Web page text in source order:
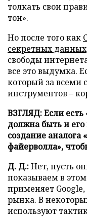
толкать свои
тон».
Но после того как
секретных данных
свободы
все это выдумка.
который за всеми
инструментов –
ВЗГЛЯД: Если есть
должна быть и его
создание аналога
файерволла»,
Д. Д.:Нет, пусть
показываем в
применяет
рынка. В
используют